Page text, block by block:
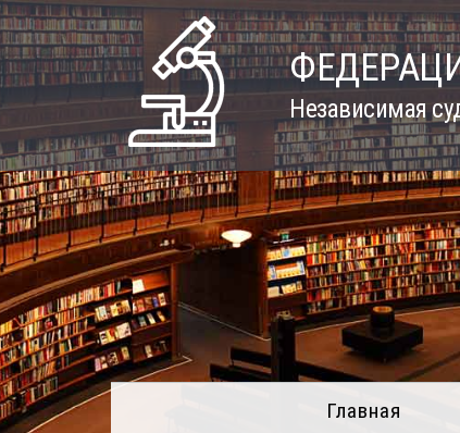
Skip
to
content
Независимая
Главная